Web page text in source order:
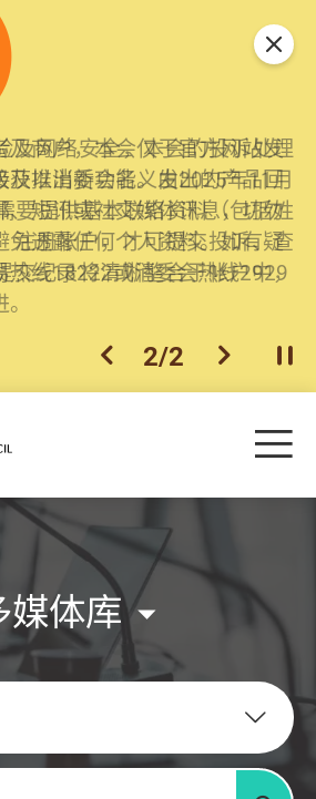
及商户，本会仅于官方网站发
获以消委会名义发出的产品回
、短讯或社交媒体讯息，切勿
免透露任何个人资料。如有疑
热线18222或消委会热线2929
及网络安全，本会的投诉处理
及推出新功能。由2025年11月
要提供基本联络资料（包括姓
注册帐户，才可提交投诉、查
交纪录将清晰整合于帐户中，
上一个
2/2 下一个开
关闭
目
媒体库